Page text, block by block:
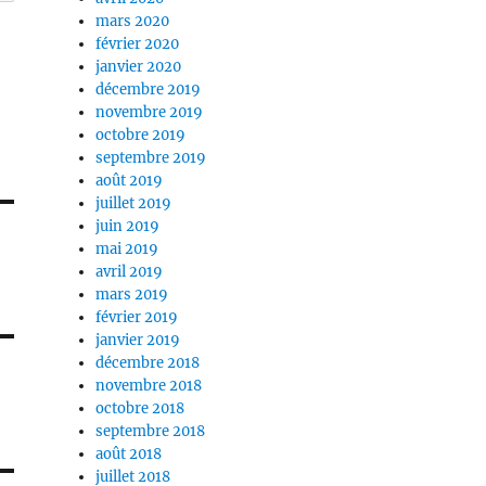
mars 2020
février 2020
janvier 2020
décembre 2019
novembre 2019
octobre 2019
septembre 2019
août 2019
juillet 2019
juin 2019
mai 2019
avril 2019
mars 2019
février 2019
janvier 2019
décembre 2018
novembre 2018
octobre 2018
septembre 2018
août 2018
juillet 2018